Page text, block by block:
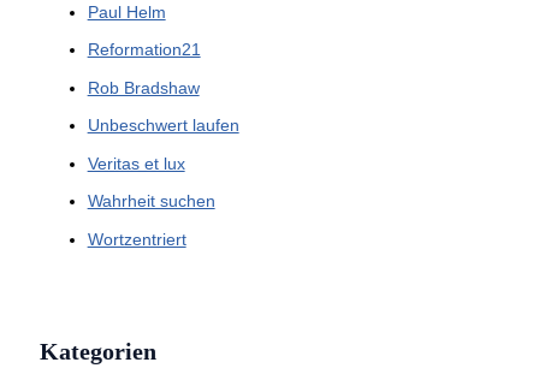
Paul Helm
Reformation21
Rob Bradshaw
Unbeschwert laufen
Veritas et lux
Wahrheit suchen
Wortzentriert
Kategorien